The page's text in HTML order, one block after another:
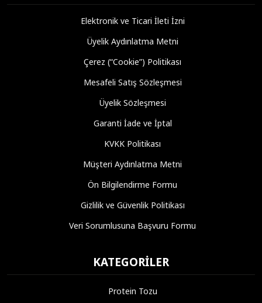
Elektronik ve Ticari İleti İzni
Üyelik Aydınlatma Metni
Çerez (“Cookie”) Politikası
Mesafeli Satış Sözleşmesi
Üyelik Sözleşmesi
Garanti İade ve İptal
KVKK Politikası
Müşteri Aydınlatma Metni
Ön Bilgilendirme Formu
Gizlilik ve Güvenlik Politikası
Veri Sorumlusuna Başvuru Formu
KATEGORILER
Protein Tozu